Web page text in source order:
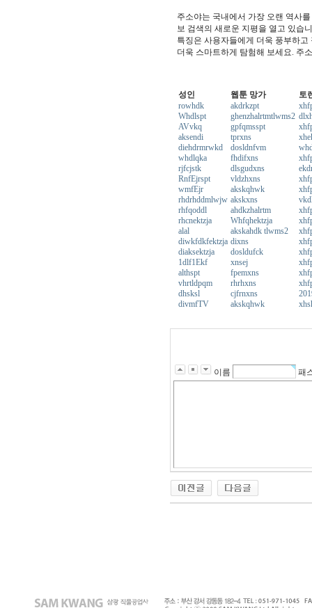
주소야는 국내에서 가장 오랜 역사
보 검색의 새로운 지평을 열고 있습
특징은 사용자들에게 더욱 풍부하
더욱 스마트하게 탐험해 보세요. 주
성인
rowhdk
Whdlspt
AVvkq
aksendi
diehdrmrwkd
whdlqka
rjfcjstk
RnfEjrspt
wmfEjr
rhdrhddmlwjw
rhfqoddl
rhcnektzja
alal
diwkfdkfektzja
diaksektzja
1dlf1Ekf
althspt
vhrtldpqm
dhsksl
divmfTV
웹툰 망가
akdrkzpt
ghenzhalrtmtlwms2
gpfqmsspt
tprxns
dosldnfvm
fhdifxns
dlsgudxns
vldzhxns
akskqhwk
akskxns
ahdkzhalrtm
Whfqhektzja
akskahdk tlwms2
dixns
dosldufck
xnsej
fpemxns
rhrhxns
cjfrnxns
akskqhwk
토
이름 패